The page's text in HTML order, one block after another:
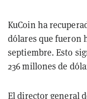
KuCoin ha
dólares que fueron
septiembre. Esto
236 millones de
El director general